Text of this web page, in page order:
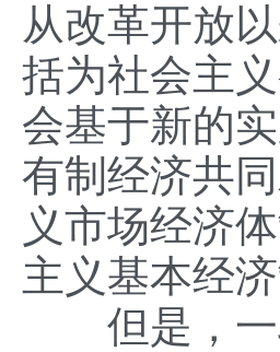
从改革开放
括为社会主
会基于新的
有制经济共
义市场经济
主义基本经
但是，一